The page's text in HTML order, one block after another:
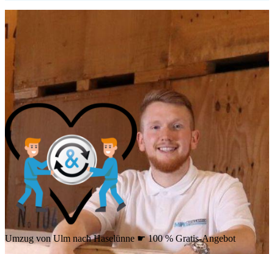
Umzug von Ulm nach Haselünne ☛ 100 % Gratis-Angebot